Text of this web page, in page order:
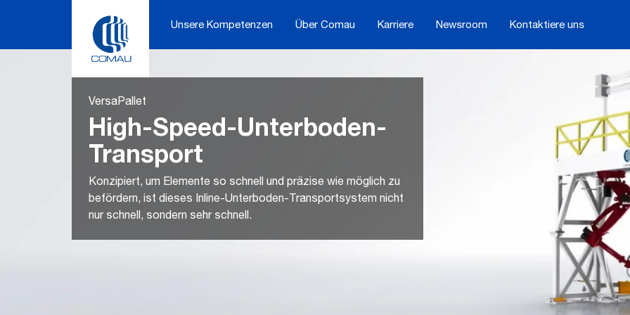
Unsere Kompetenzen Über Comau Karriere Newsroom Kontaktiere uns
VersaPallet
High-Speed-Unterboden-
Transport
Konzipiert, um Elemente so schnell und präzise wie möglich zu
befördern, ist dieses Inline-Unterboden-Transportsystem nicht
nur schnell, sondern sehr schnell.